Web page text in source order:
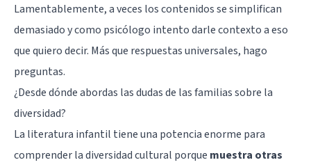
Lamentablemente, a veces los contenidos se simplifican
demasiado y como psicólogo intento darle contexto a eso
que quiero decir. Más que respuestas universales, hago
preguntas.
¿Desde dónde abordas las dudas de las familias sobre la
diversidad?
La literatura infantil tiene una potencia enorme para
comprender la diversidad cultural porque muestra otras